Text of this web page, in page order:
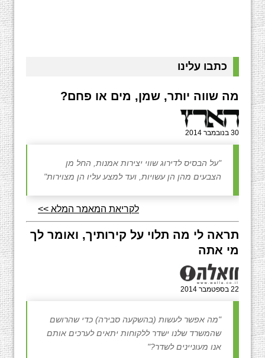
כתבו עלינו
מה שווה יותר, שמן, מים או פחם?
30 בנובמבר 2014
"על הבסיס לדירוג שווי יצירות אמנות, החל מן
הצבעים מהן הן עשויות, ועד למצע עליו הן מצוירות"
לקריאת המאמר המלא >>
תראה לי מה תלוי על קירותיך, ואומר לך
מי אתה
22 בספטמבר 2014
"מה אפשר לעשות (בהשקעה סבירה) כדי שהרושם
שהמשרד שלנו ישדר ללקוחות יתאים לערכים אותם
אנו מעוניינים לשדר?"